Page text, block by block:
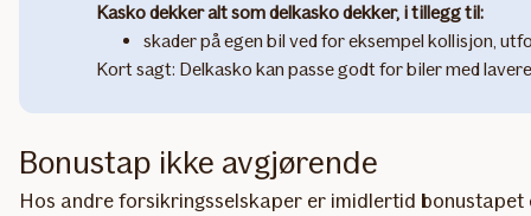
Kasko dekker alt som delkasko dekker, i tillegg til:
skader på egen bil ved for eksempel kollisjon,
Kort sagt: Delkasko kan passe godt for biler med
Bonustap ikke avgjørende
Hos andre forsikringsselskaper er imidlertid